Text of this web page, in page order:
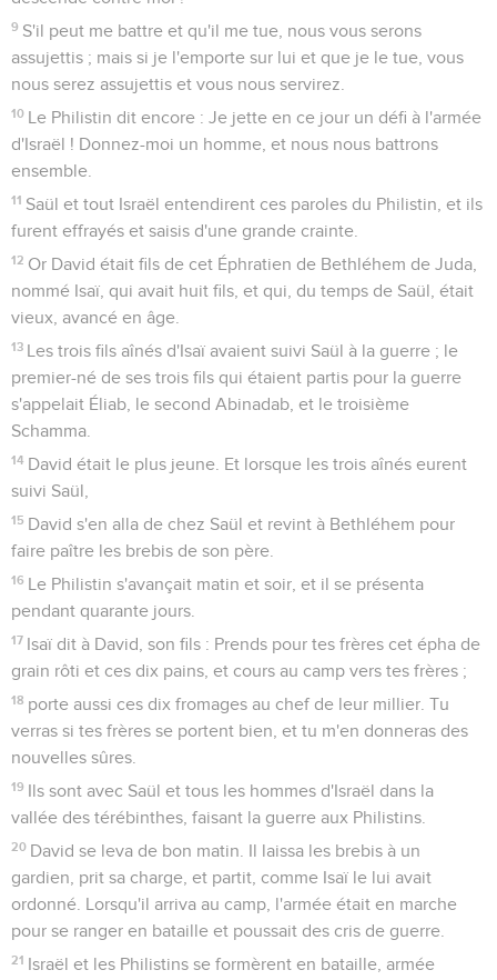
9 S'il peut me battre et qu'il me tue, nous vous serons
assujettis ; mais si je l'emporte sur lui et que je le tue, vous
nous serez assujettis et vous nous servirez.
10 Le Philistin dit encore : Je jette en ce jour un défi à l'armée
d'Israël ! Donnez-moi un homme, et nous nous battrons
ensemble.
11 Saül et tout Israël entendirent ces paroles du Philistin, et ils
furent effrayés et saisis d'une grande crainte.
12 Or David était fils de cet Éphratien de Bethléhem de Juda,
nommé Isaï, qui avait huit fils, et qui, du temps de Saül, était
vieux, avancé en âge.
13 Les trois fils aînés d'Isaï avaient suivi Saül à la guerre ; le
premier-né de ses trois fils qui étaient partis pour la guerre
s'appelait Éliab, le second Abinadab, et le troisième
Schamma.
14 David était le plus jeune. Et lorsque les trois aînés eurent
suivi Saül,
15 David s'en alla de chez Saül et revint à Bethléhem pour
faire paître les brebis de son père.
16 Le Philistin s'avançait matin et soir, et il se présenta
pendant quarante jours.
17 Isaï dit à David, son fils : Prends pour tes frères cet épha de
grain rôti et ces dix pains, et cours au camp vers tes frères ;
18 porte aussi ces dix fromages au chef de leur millier. Tu
verras si tes frères se portent bien, et tu m'en donneras des
nouvelles sûres.
19 Ils sont avec Saül et tous les hommes d'Israël dans la
vallée des térébinthes, faisant la guerre aux Philistins.
20 David se leva de bon matin. Il laissa les brebis à un
gardien, prit sa charge, et partit, comme Isaï le lui avait
ordonné. Lorsqu'il arriva au camp, l'armée était en marche
pour se ranger en bataille et poussait des cris de guerre.
21 Israël et les Philistins se formèrent en bataille, armée